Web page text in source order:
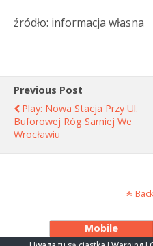
źródło: informacja własna
Previous Post
Play: Nowa Stacja Przy Ul.
Buforowej Róg Sarniej We
Wrocławiu
Mobile